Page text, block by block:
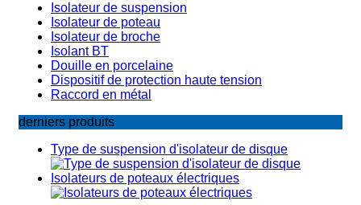
Isolateur de suspension
Isolateur de poteau
Isolateur de broche
Isolant BT
Douille en porcelaine
Dispositif de protection haute tension
Raccord en métal
derniers produits
Type de suspension d'isolateur de disque
Isolateurs de poteaux électriques